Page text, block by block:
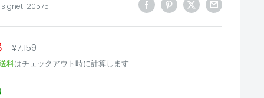
signet-20575
通
価
¥7,159
料はチェックアウト時に計算します